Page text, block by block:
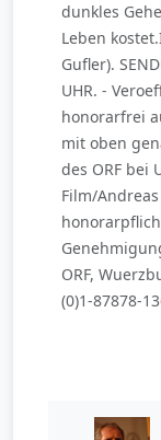
dunkles
Leben
Gufler).
UHR. -
honorarfrei
mit oben
des ORF bei
Film/
ORF,
(0)1-87878-